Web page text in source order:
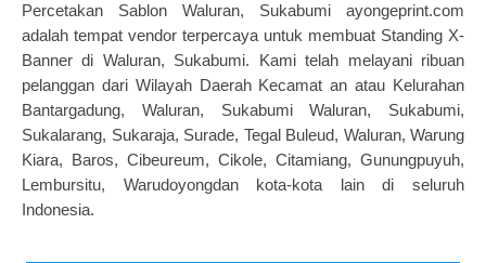
Percetakan Sablon Waluran, Sukabumi ayongeprint.com
adalah tempat vendor terpercaya untuk membuat Standing X-
Banner di Waluran, Sukabumi. Kami telah melayani ribuan
pelanggan dari Wilayah Daerah Kecamat an atau Kelurahan
Bantargadung, Waluran, Sukabumi Waluran, Sukabumi,
Sukalarang, Sukaraja, Surade, Tegal Buleud, Waluran, Warung
Kiara, Baros, Cibeureum, Cikole, Citamiang, Gunungpuyuh,
Lembursitu, Warudoyongdan kota-kota lain di seluruh
Indonesia.